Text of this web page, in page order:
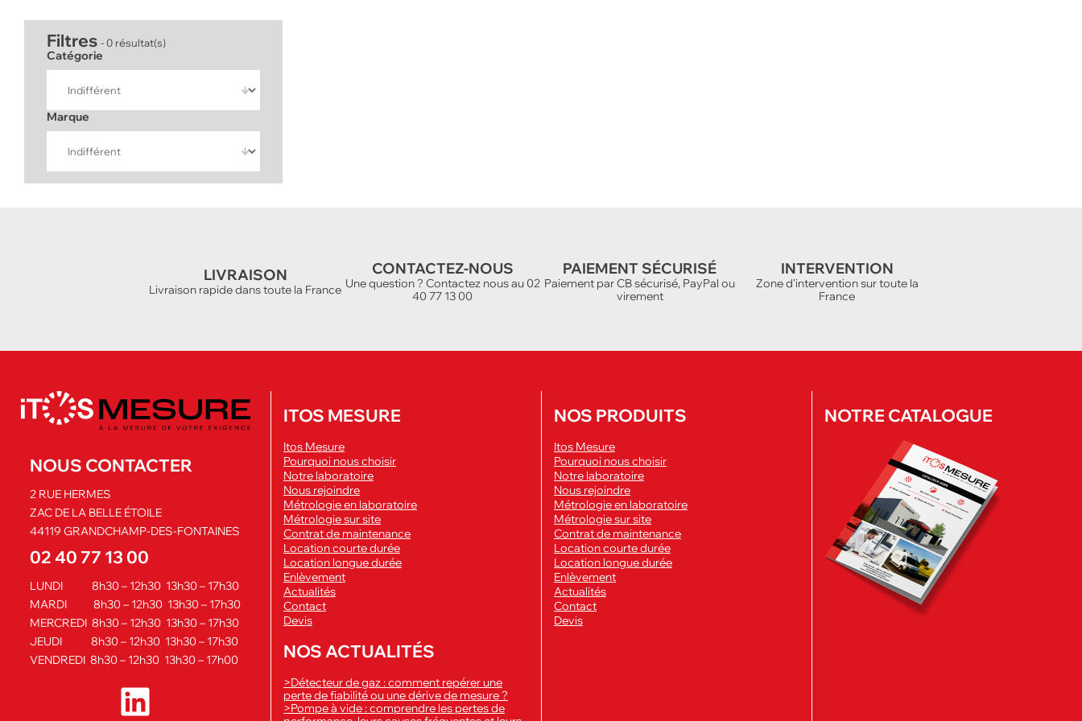
Filtres - 0 résultat(s)
Catégorie
Marque
LIVRAISON
Livraison rapide dans toute la France
CONTACTEZ-NOUS
Une question ? Contactez nous au 02
40 77 13 00
PAIEMENT SÉCURISÉ
Paiement par CB sécurisé, PayPal ou
virement
INTERVENTION
Zone d'intervention sur toute la
France
NOUS CONTACTER
2 RUE HERMES
ZAC DE LA BELLE ÉTOILE
44119 GRANDCHAMP-DES-FONTAINES
02 40 77 13 00
LUNDI 8h30 – 12h30 13h30 – 17h30
MARDI 8h30 – 12h30 13h30 – 17h30
MERCREDI 8h30 – 12h30 13h30 – 17h30
JEUDI 8h30 – 12h30 13h30 – 17h30
VENDREDI 8h30 – 12h30 13h30 – 17h00
ITOS MESURE
Itos Mesure
Pourquoi nous choisir
Notre laboratoire
Nous rejoindre
Métrologie en laboratoire
Métrologie sur site
Contrat de maintenance
Location courte durée
Location longue durée
Enlèvement
Actualités
Contact
Devis
NOS ACTUALITÉS
>Détecteur de gaz : comment repérer une
perte de fiabilité ou une dérive de mesure ?
>Pompe à vide : comprendre les pertes de
NOS PRODUITS
Itos Mesure
Pourquoi nous choisir
Notre laboratoire
Nous rejoindre
Métrologie en laboratoire
Métrologie sur site
Contrat de maintenance
Location courte durée
Location longue durée
Enlèvement
Actualités
Contact
Devis
NOTRE CATALOGUE